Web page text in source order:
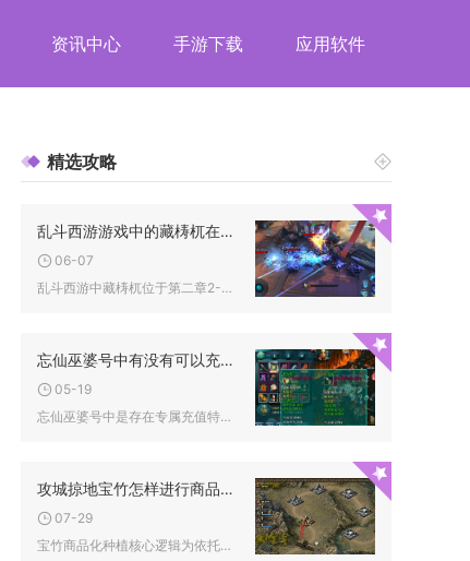
资讯中心 手游下载 应用软件
精选攻略
乱斗西游游戏中的藏梼杌在哪里能找到
06-07
乱斗西游中藏梼杌位于第二章2-4舍身慈悲意关卡的左侧岔路深处...
忘仙巫婆号中有没有可以充值的特权
05-19
忘仙巫婆号中是存在专属充值特权的，这类特权围绕账号等级、身份...
攻城掠地宝竹怎样进行商品化种植
07-29
宝竹商品化种植核心逻辑为依托琼林玉树活动循环囤取、分阶段温养...